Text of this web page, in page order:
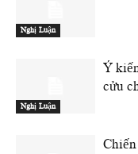
Nghị Luận
Nghị Luận
Ý
cửu